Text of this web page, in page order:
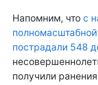
Напомним, что с
пострадали 548
получили